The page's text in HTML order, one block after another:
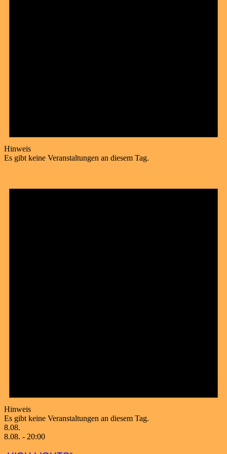
Hinweis
Es gibt keine Veranstaltungen an diesem Tag.
Hinweis
Es gibt keine Veranstaltungen an diesem Tag.
8.08.
8.08. - 20:00